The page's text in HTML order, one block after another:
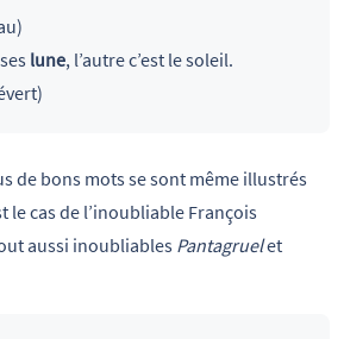
lune, l’autre c’est le soleil.
de bons mots se sont même illustrés
le cas de l’inoubliable François
aussi inoubliables Pantagruelet